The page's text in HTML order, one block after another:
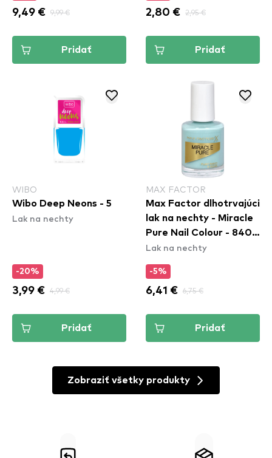
9,49 € 9,99 €
Pridať
2,80 € 2,95 €
Pridať
WIBO
Wibo Deep Neons - 5
Lak na nechty
-20%
3,99 € 4,99 €
Pridať
MAX FACTOR
Max Factor dlhotrvajúci
lak na nechty - Miracle
Pure Nail Colour - 840
Moonstone Blue
Lak na nechty
-5%
6,41 € 6,75 €
Pridať
Zobraziť všetky produkty